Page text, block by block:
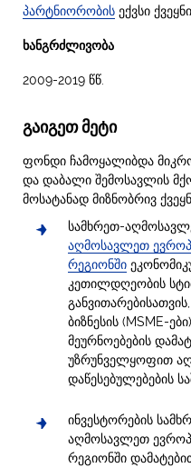
პარტნიორობის ექვსი
ხანგრძლივობა
2009-2019 წწ.
გაიგეთ მეტი
ფონდი ჩამოყალიბდა
და დაბალი შემოსავლის
მოსატანად მიზნობრივ
სამხრეთ-
აღმოსავლეთ
რეგიონში
კეთილდღეობის
ბიზნესის (MSME-
მეურნოებების
უზრუნველყოფით
დაწესებულებების
ინვესტორების
აღმოსავლეთ
რეგიონში